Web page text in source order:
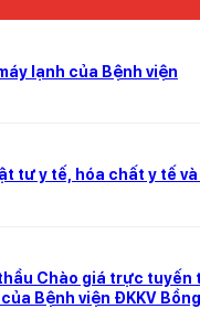
lạnh của Bệnh viện
tư y tế, hóa chất y tế
Chào giá trực
Bệnh viện ĐKKV